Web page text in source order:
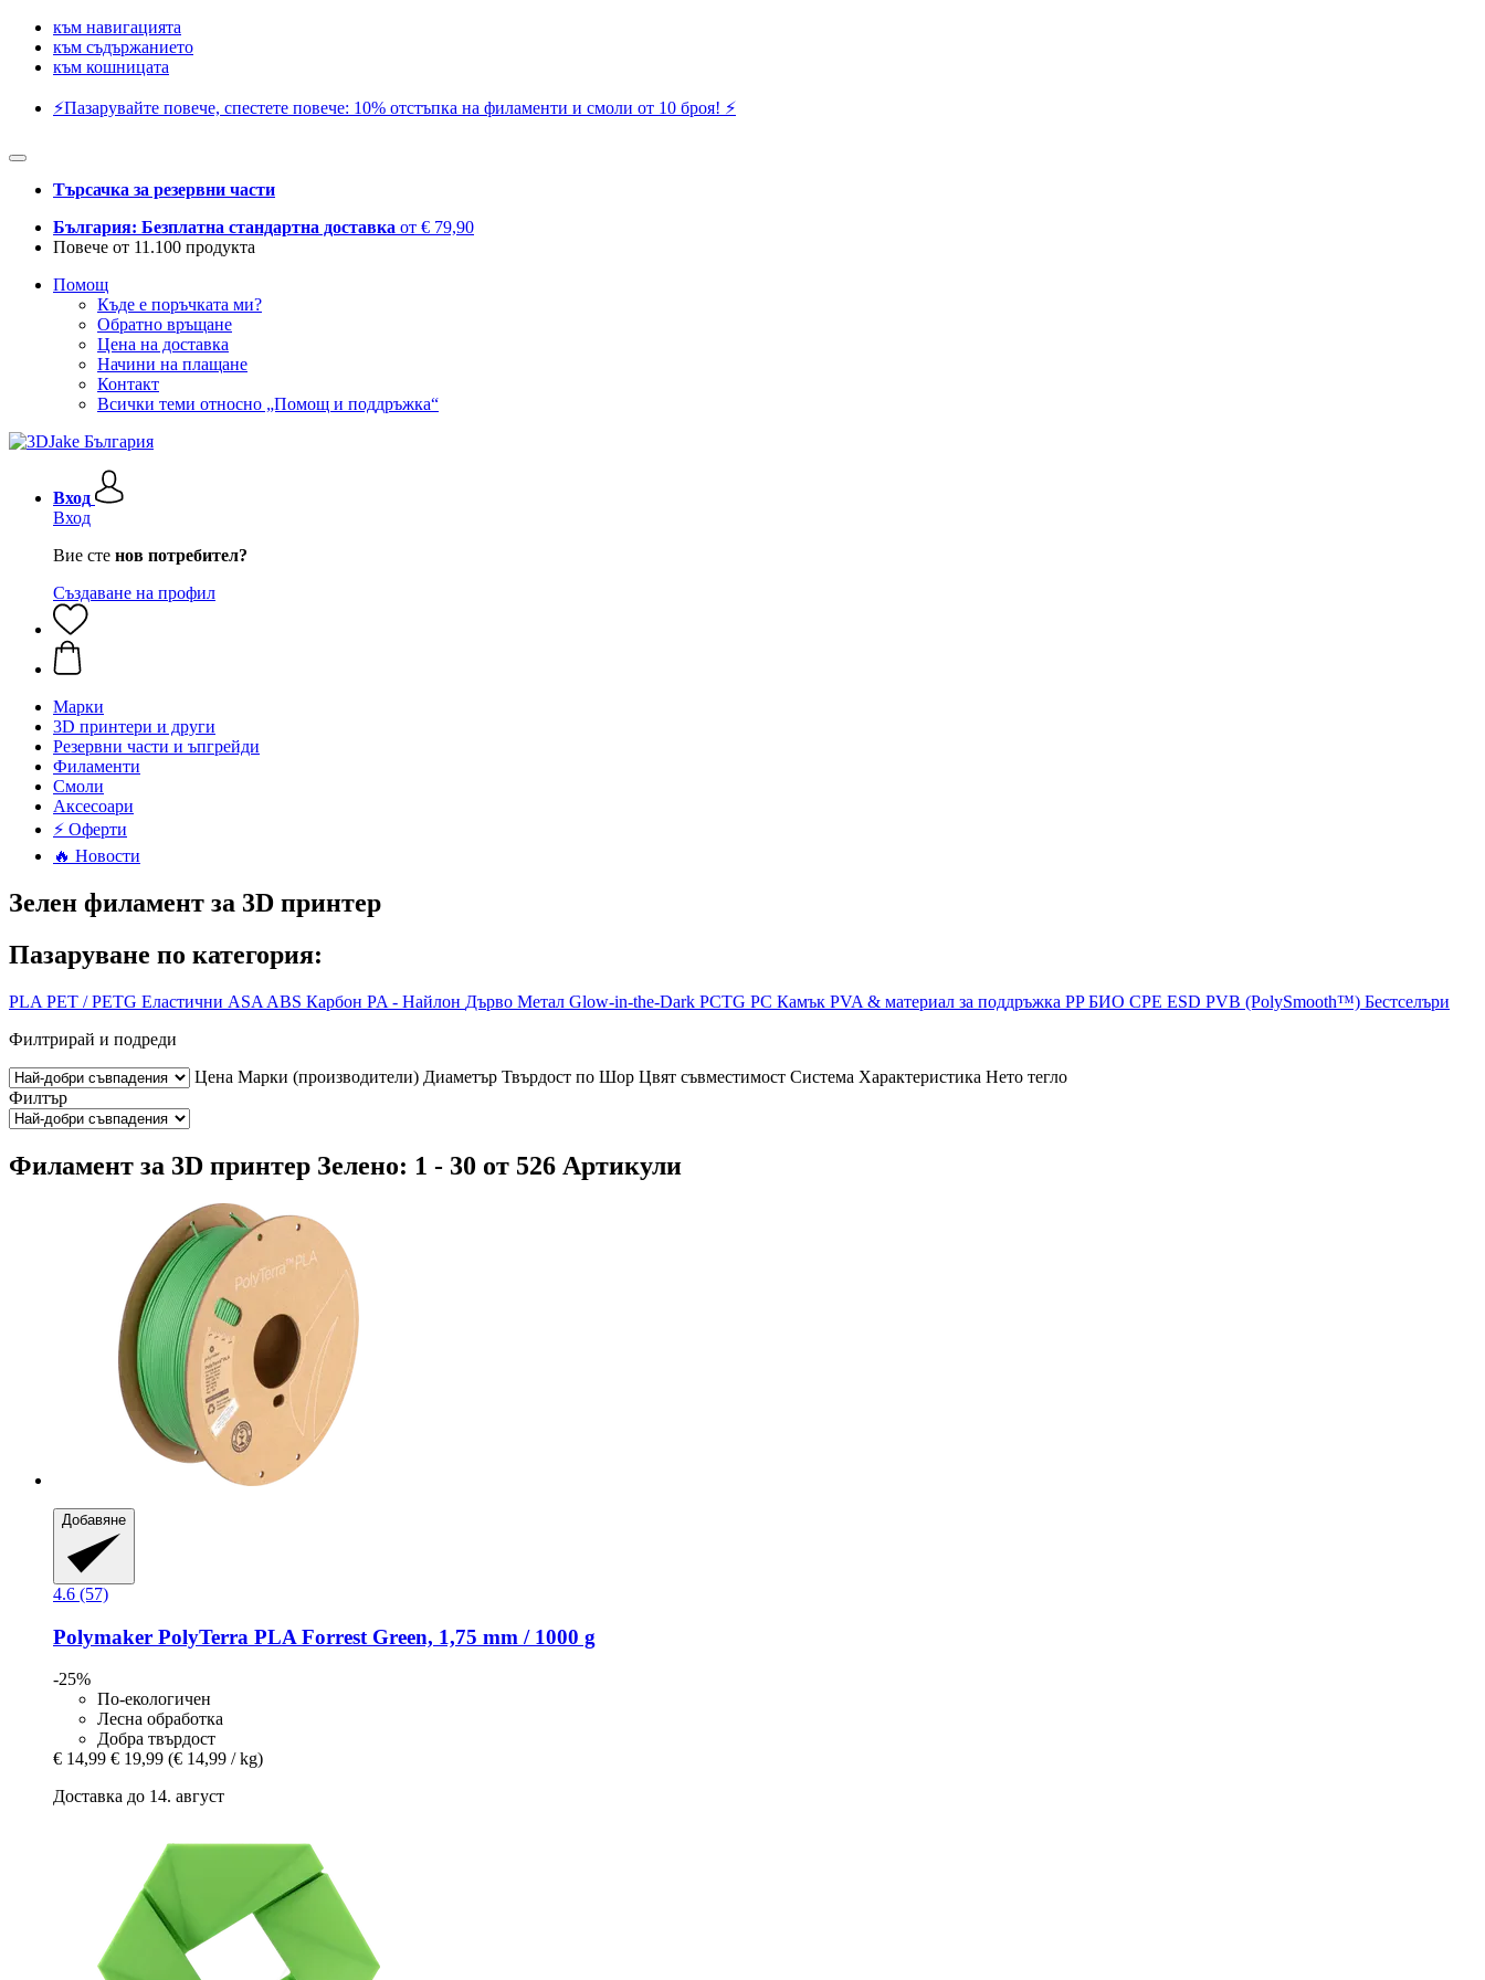
към навигацията
към съдържанието
към кошницата
⚡️Пазарувайте повече, спестете повече: 10% отстъпка на филаменти и смоли от 10 броя! ⚡️
Търсачка за резервни части
България: Безплатна стандартна доставка от € 79,90
Повече от 11.100 продукта
Помощ
Къде е поръчката ми?
Обратно връщане
Цена на доставка
Начини на плащане
Контакт
Всички теми относно „Помощ и поддръжка“
Вход
Вход
Вие сте нов потребител?
Създаване на профил
Mарки
3D принтери и други
Резервни части и ъпгрейди
Филаменти
Смоли
Аксесоари
⚡ Оферти
🔥 Новости
Зелен филамент за 3D принтер
Пазаруване по категория:
PLA PET / PETG Еластични ASA ABS Карбон PA - Найлон Дърво Метал Glow-in-the-Dark PCTG PC Камък PVA & материал за поддръжка PP БИО CPE ESD PVB (PolySmooth™) Бестселъри
Филтрирай и подреди
Цена Марки (производители) Диаметър Твърдост по Шор Цвят съвместимост Система Характеристика Нето тегло
Филтър
Филамент за 3D принтер Зелено: 1 - 30 от 526 Артикули
Добавяне
4.6 (57)
Polymaker PolyTerra PLA Forrest Green, 1,75 mm / 1000 g
-25%
По-екологичен
Лесна обработка
Добра твърдост
€ 14,99 € 19,99 (€ 14,99 / kg)
Доставка до 14. август